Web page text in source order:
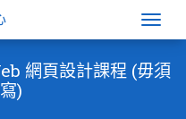
網頁設計課程 (毋須
)